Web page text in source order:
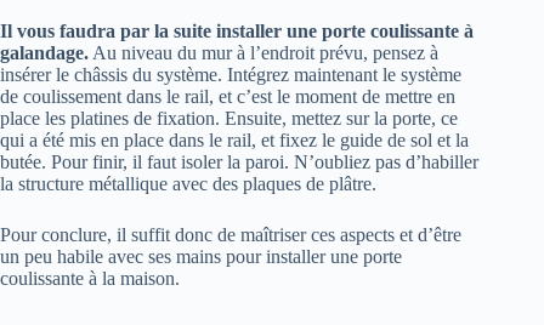
Il vous faudra par la suite installer une porte coulissante à
galandage. Au niveau du mur à l’endroit prévu, pensez à
insérer le châssis du système. Intégrez maintenant le système
de coulissement dans le rail, et c’est le moment de mettre en
place les platines de fixation. Ensuite, mettez sur la porte, ce
qui a été mis en place dans le rail, et fixez le guide de sol et la
butée. Pour finir, il faut isoler la paroi. N’oubliez pas d’habiller
la structure métallique avec des plaques de plâtre.
Pour conclure, il suffit donc de maîtriser ces aspects et d’être
un peu habile avec ses mains pour installer une porte
coulissante à la maison.